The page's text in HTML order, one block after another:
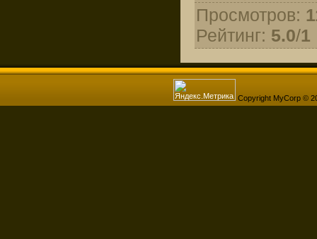
Просмотров:
Рейтинг: 5.0/1
Copyright MyCorp ©